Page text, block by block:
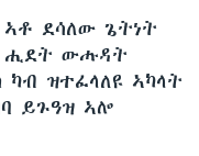
ደሳለው ጌትነት
ሒደት ውሑዳት
ዝተፈላለዩ ኣካላት
ይጉዓዝ ኣሎ